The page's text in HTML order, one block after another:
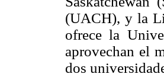
(UACH), y la
ofrece la
aprovechan el
dos